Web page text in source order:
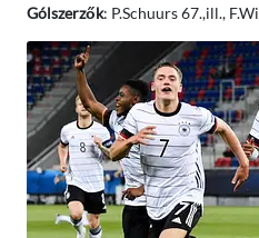
Gólszerzők: P.Schuurs 67.,ill.,